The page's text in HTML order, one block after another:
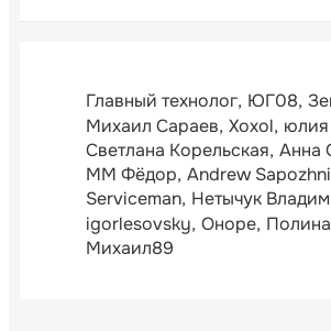
Главный технолог ЮГ08
Михаил Сараев Xoxol юлия
Светлана Корельская Анна
ММ Фёдор Andrew
Serviceman Нетычук
igorlesovsky Оноре
Михаил89